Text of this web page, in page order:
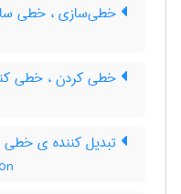
خطی‌سازی ، خطی
خطی کردن ، خطی
تبدیل کننده ی خطی